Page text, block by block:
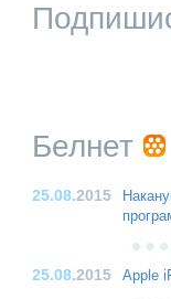
Белнет
25.08.2015
25.08.2015 Apple